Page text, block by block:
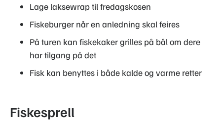
Lage laksewrap til fredagskosen
Fiskeburger når en anledning skal feires
På turen kan fiskekaker grilles på bål om dere
har tilgang på det
Fisk kan benyttes i både kalde og varme retter
Fiskesprell